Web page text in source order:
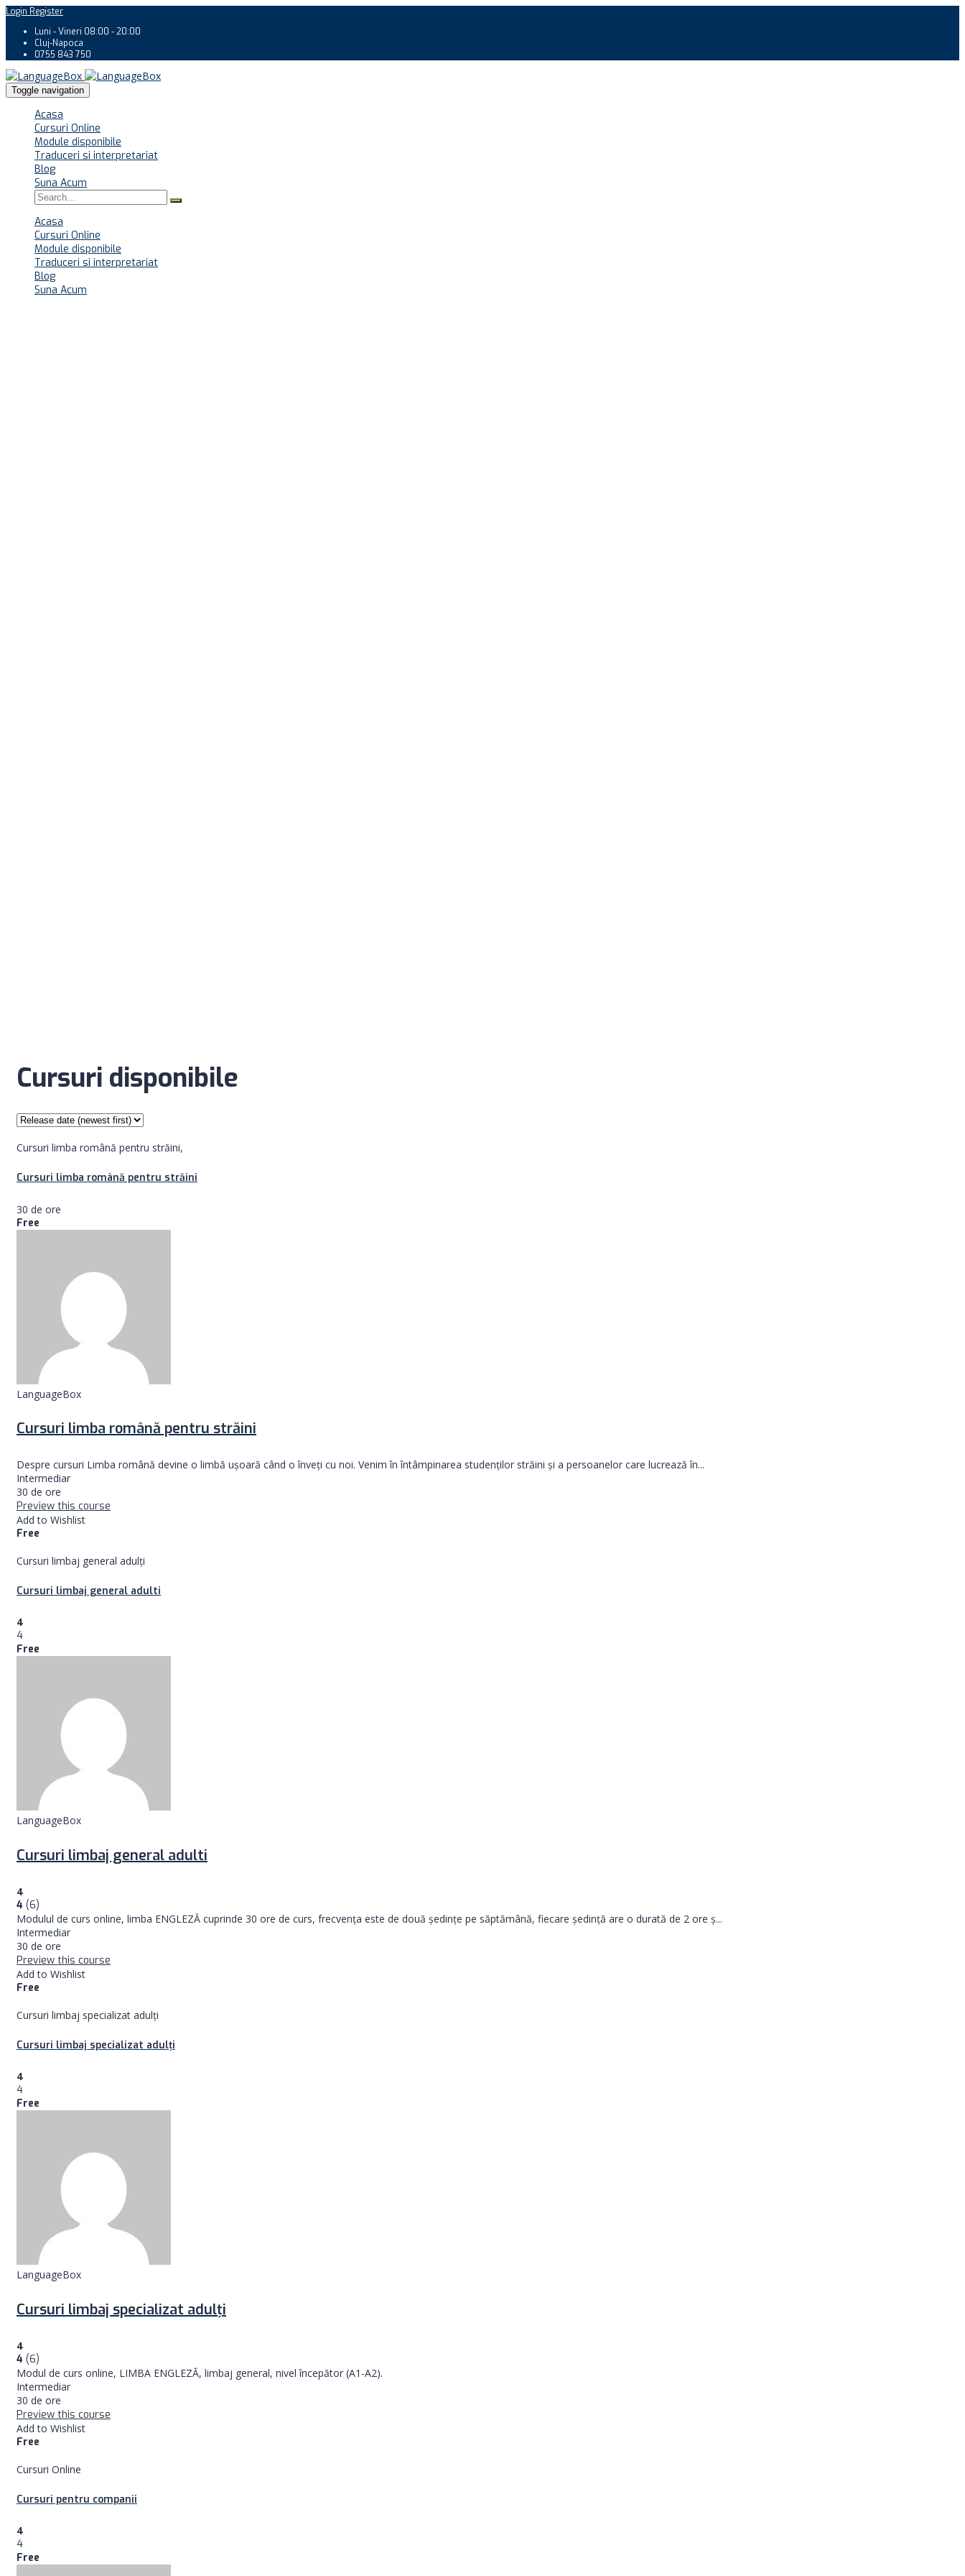
Login Register
Luni - Vineri 08:00 - 20:00
Cluj-Napoca
0755 843 750
Toggle navigation
Acasa
Cursuri Online
Module disponibile
Traduceri si interpretariat
Blog
Suna Acum
Acasa
Cursuri Online
Module disponibile
Traduceri si interpretariat
Blog
Suna Acum
Cursuri disponibile
Cursuri limba română pentru străini,
Cursuri limba română pentru străini
30 de ore
Free
LanguageBox
Cursuri limba română pentru străini
Despre cursuri Limba română devine o limbă ușoară când o înveți cu noi. Venim în întâmpinarea studenților străini și a persoanelor care lucrează în...
Intermediar
30 de ore
Preview this course
Add to Wishlist
Free
Cursuri limbaj general adulți
Cursuri limbaj general adulti
4
4
Free
LanguageBox
Cursuri limbaj general adulti
4
4 (6)
Modulul de curs online, limba ENGLEZĂ cuprinde 30 ore de curs, frecvența este de două ședințe pe săptămână, fiecare ședință are o durată de 2 ore ş...
Intermediar
30 de ore
Preview this course
Add to Wishlist
Free
Cursuri limbaj specializat adulţi
Cursuri limbaj specializat adulţi
4
4
Free
LanguageBox
Cursuri limbaj specializat adulţi
4
4 (6)
Modul de curs online, LIMBA ENGLEZĂ, limbaj general, nivel începător (A1-A2).
Intermediar
30 de ore
Preview this course
Add to Wishlist
Free
Cursuri Online
Cursuri pentru companii
4
4
Free